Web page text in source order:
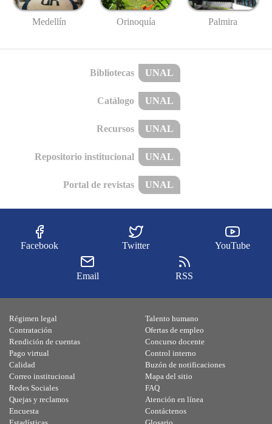
Medellín Orinoquía Palmira
Bibliotecas UNAL
Catálogo UNAL
Recursos UNAL
Repositorio institucional UNAL
Portal de revistas UNAL
Facebook Twitter YouTube
Email RSS
Régimen legal
Contratación
Rendición de cuentas
Pago virtual
Calidad
Talento humano
Ofertas de empleo
Concurso docente
Control interno
Buzón de notificaciones
Correo institucional
Redes Sociales
Quejas y reclamos
Encuesta
Mapa del sitio
FAQ
Atención en línea
Contáctenos